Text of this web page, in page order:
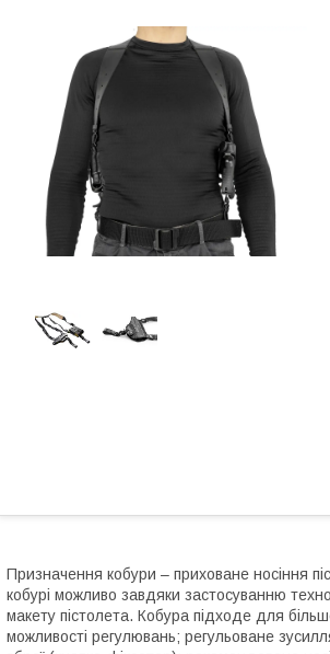
Призначення кобури – приховане носіння
кобурі можливо завдяки застосуванню
макету пістолета. Кобура підходе для
можливості регулювань; регульоване